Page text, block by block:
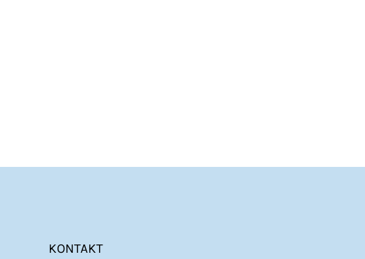
KONTAKT